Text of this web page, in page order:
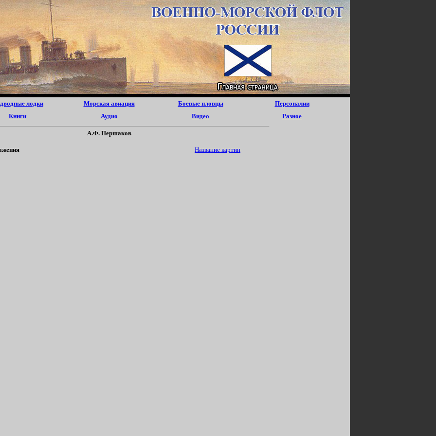
лодки Морская авиация Боевые пловцы
Персоналии
Книги
Аудио Видео Разное
А.Ф. Першаков
Название картин